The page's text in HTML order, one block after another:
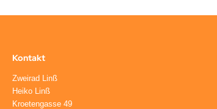
Kontakt
Zweirad Linß
Heiko Linß
Kroetengasse 49